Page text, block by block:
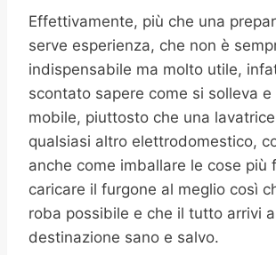
Effettivamente, più che una
serve esperienza, che non è
indispensabile ma molto utile,
scontato sapere come si solleva e
mobile, piuttosto che una
qualsiasi altro elettrodomestico,
anche come imballare le cose più
caricare il furgone al meglio così
roba possibile e che il tutto arrivi a
destinazione sano e salvo.